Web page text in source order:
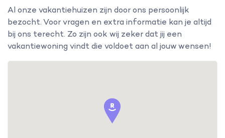
Al onze vakantiehuizen zijn door ons persoonlijk
bezocht. Voor vragen en extra informatie kan je altijd
bij ons terecht. Zo zijn ook wij zeker dat jij een
vakantiewoning vindt die voldoet aan al jouw wensen!